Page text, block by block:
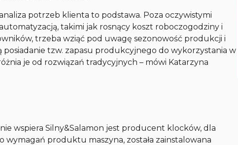
potrzeb klienta to podstawa. Poza oczywistymi
takimi jak rosnący koszt roboczogodziny i
trzeba wziąć pod uwagę sezonowość produkcji i
posiadanie tzw. zapasu produkcyjnego do wykorzystania w
je od rozwiązań tradycyjnych – mówi Katarzyna
wspiera Silny&Salamon jest producent klocków, dla
wymagań produktu maszyna, została zainstalowana